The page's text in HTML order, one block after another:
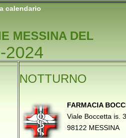
calendario
MESSINA DEL
2024
NOTTURNO
FARMACIA
Viale Boccetta is.
98122 MESSINA